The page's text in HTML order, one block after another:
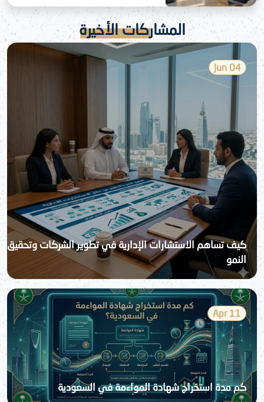
المشاركات الأخيرة
04 Jun
كيف تساهم الاستشارات الإدارية في تطوير الشركات وتحقيق
النمو
11 Apr
كم مدة استخراج شهادة المواءمة في السعودية